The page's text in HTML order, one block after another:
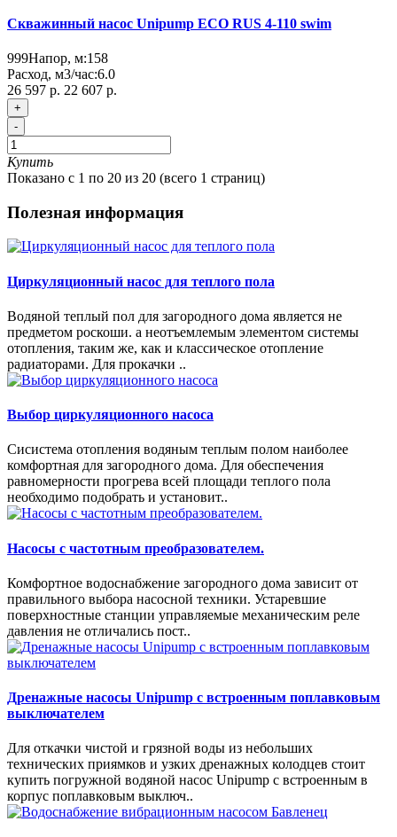
Скважинный насос Unipump ECO RUS 4-110 swim
999Напор, м:158
Расход, м3/час:6.0
26 597 р. 22 607 р.
+
-
Купить
Показано с 1 по 20 из 20 (всего 1 страниц)
Полезная информация
Циркуляционный насос для теплого пола
Водяной теплый пол для загородного дома является не
предметом роскоши. а неотъемлемым элементом системы
отопления, таким же, как и классическое отопление
радиаторами. Для прокачки ..
Выбор циркуляционного насоса
Сисистема отопления водяным теплым полом наиболее
комфортная для загородного дома. Для обеспечения
равномерности прогрева всей площади теплого пола
необходимо подобрать и установит..
Насосы с частотным преобразователем.
Комфортное водоснабжение загородного дома зависит от
правильного выбора насосной техники. Устаревшие
поверхностные станции управляемые механическим реле
давления не отличались пост..
Дренажные насосы Unipump с встроенным поплавковым
выключателем
Для откачки чистой и грязной воды из небольших
технических приямков и узких дренажных колодцев стоит
купить погружной водяной насос Unipump с встроенным в
корпус поплавковым выключ..